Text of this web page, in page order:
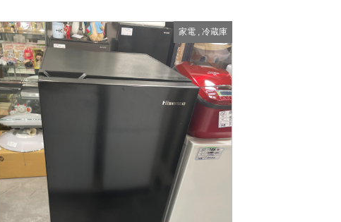
家電 ,冷蔵庫